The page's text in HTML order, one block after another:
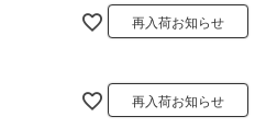
再入荷お知らせ
再入荷お知らせ